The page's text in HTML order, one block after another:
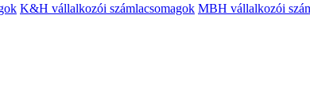
K&H vállalkozói számlacsomagok MBH vállalkozói